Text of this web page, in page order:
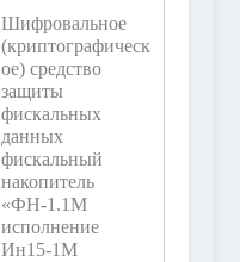
Шифровальное
(криптографическ
ое) средство
защиты
фискальных
данных
фискальный
накопитель
«ФН-1.1М
исполнение
Ин15-1М